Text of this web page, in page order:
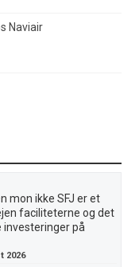
Naviair
mon ikke SFJ er et
faciliteterne og det
investeringer på
2026